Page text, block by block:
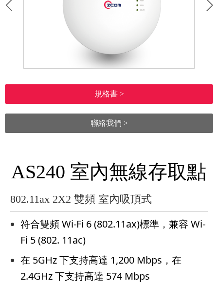
規格書 >
聯絡我們 >
AS240 室內無線存取點
802.11ax 2X2 雙頻 室內吸頂式
符合雙頻 Wi-Fi 6 (802.11ax)標準，兼容 Wi-
Fi 5 (802. 11ac)
在 5GHz 下支持高達 1,200 Mbps，在
2.4GHz 下支持高達 574 Mbps